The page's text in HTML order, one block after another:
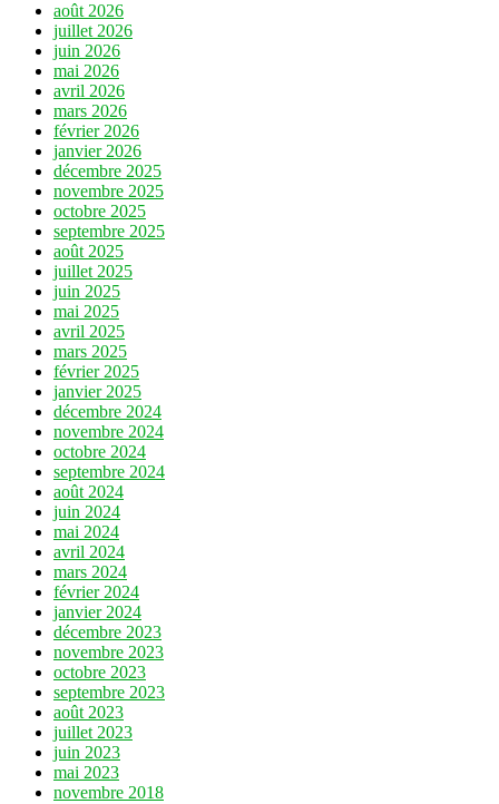
août 2026
juillet 2026
juin 2026
mai 2026
avril 2026
mars 2026
février 2026
janvier 2026
décembre 2025
novembre 2025
octobre 2025
septembre 2025
août 2025
juillet 2025
juin 2025
mai 2025
avril 2025
mars 2025
février 2025
janvier 2025
décembre 2024
novembre 2024
octobre 2024
septembre 2024
août 2024
juin 2024
mai 2024
avril 2024
mars 2024
février 2024
janvier 2024
décembre 2023
novembre 2023
octobre 2023
septembre 2023
août 2023
juillet 2023
juin 2023
mai 2023
novembre 2018